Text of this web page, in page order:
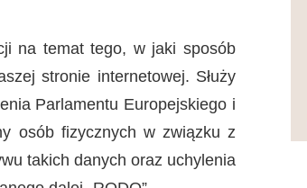
na temat tego, w jaki sposób
stronie internetowej. Służy
Parlamentu Europejskiego i
osób fizycznych w związku z
takich danych oraz uchylenia